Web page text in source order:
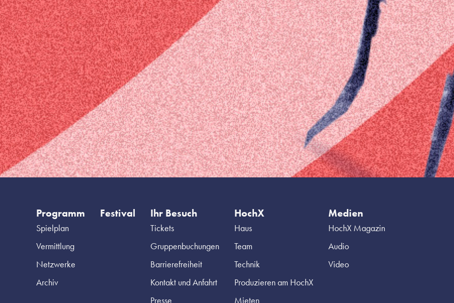
Programm
Spielplan
Vermittlung
Netzwerke
Archiv
Festival Ihr Besuch
Tickets
Gruppenbuchungen
Barrierefreiheit
Kontakt und Anfahrt
Presse
HochX
Haus
Team
Technik
Produzieren am HochX
Mieten
Medien
HochX Magazin
Audio
Video